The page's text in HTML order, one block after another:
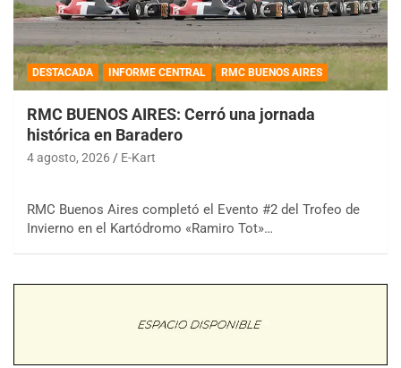
DESTACADA INFORME CENTRAL RMC BUENOS AIRES
RMC BUENOS AIRES: Cerró una jornada
histórica en Baradero
4 agosto, 2026 E-Kart
RMC Buenos Aires completó el Evento #2 del Trofeo de
Invierno en el Kartódromo «Ramiro Tot»…